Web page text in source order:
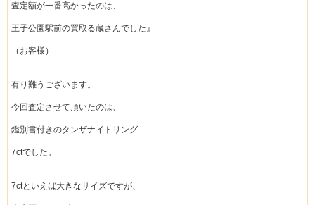
査定額が一番高かったのは、
王子公園駅前の買取る蔵さんでした』
（お客様）
有り難うございます。
今回査定させて頂いたのは、
鑑別書付きのタンザナイトリング
7ctでした。
7ctといえば大きなサイズですが、